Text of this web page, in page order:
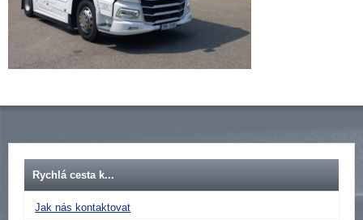
Rychlá cesta k...
Jak nás kontaktovat